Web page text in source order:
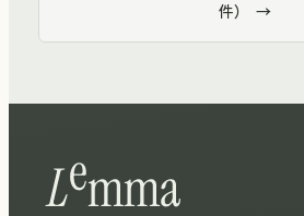
件） →